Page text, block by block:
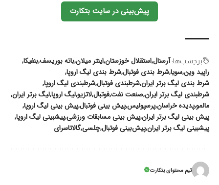
پیش‌‌بینی در سایت بتکارت
برچسب‌‌ها: آرسنالاستقلال خوزستاناینتر میلانباته بوریسفبنفیکا
راپید وینسویاشرط بندی فوتبالشرط بندی لیگ اروپا‌
شرط بندی لیگ برتر ایرانشرطبندی فوتبالشرطبندی لیگ اروپا‌
شرطبندی لیگ برتر ایرانصنعت نفتفوتباللاتزیولیگ اروپالیگ برتر ایران
مالموپدیده خراسانپرسپولیسپیش بینی فوتبالپیش بینی لیگ اروپا‌
پیش بینی لیگ برتر ایرانپیش بینی مسابقات ورزشیپیشبینی لیگ اروپا‌
پیشبینی لیگ برتر ایرانپیش‌بینی فوتبالچلسیگالاتاسرای
تیم محتوای بتکارت